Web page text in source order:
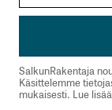
SalkunRakentaja
Käsittelemme
mukaisesti. Lue lisää